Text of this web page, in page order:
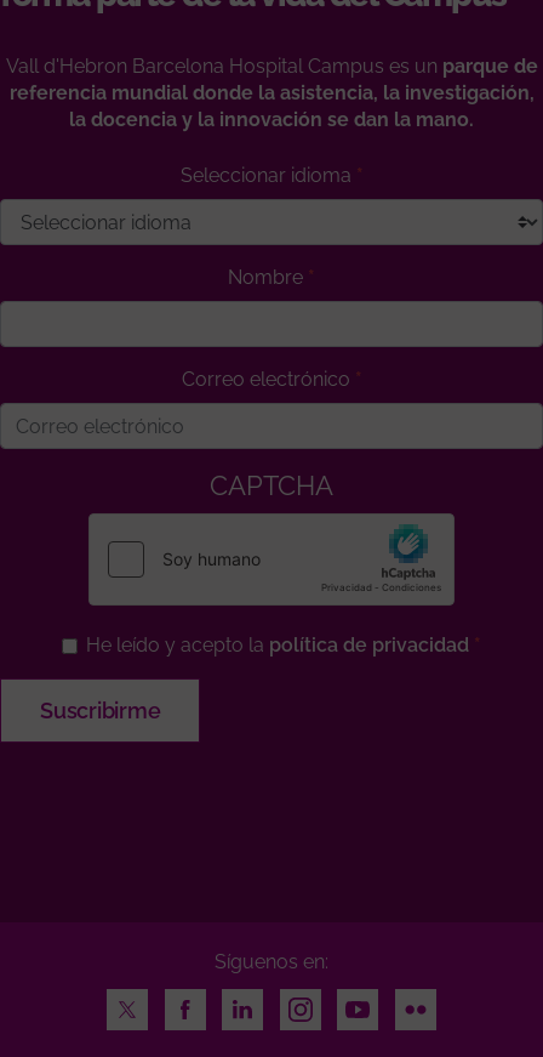
Vall d'Hebron Barcelona Hospital Campus es un parque de
referencia mundial donde la asistencia, la investigación,
la docencia y la innovación se dan la mano.
Seleccionar idioma
Nombre
Correo electrónico
CAPTCHA
He leído y acepto la política de privacidad
Síguenos en:
Twitter
FacebookLinkedInInstagramYoutubeFlickr